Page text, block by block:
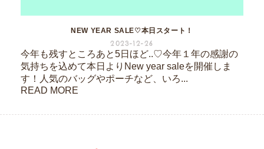
NEW YEAR SALE♡本日スタート！
2023-12-26
今年も残すところあと5日ほど..♡今年１年の感謝の
気持ちを込めて本日よりNew year saleを開催しま
す！人気のバッグやポーチなど、いろ...
READ MORE